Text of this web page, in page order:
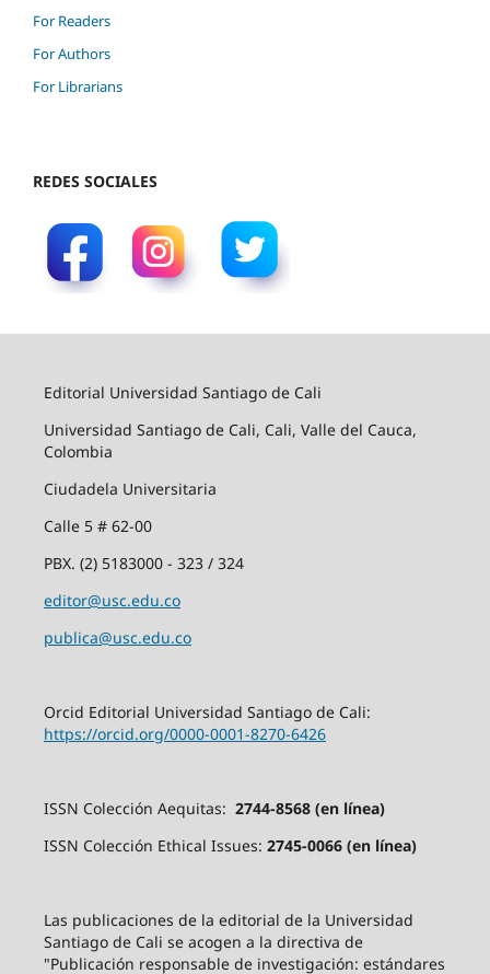
For Readers
For Authors
For Librarians
REDES SOCIALES
Editorial Universidad Santiago de Cali
Universidad Santiago de Cali, Cali, Valle del Cauca,
Colombia
Ciudadela Universitaria
Calle 5 # 62-00
PBX. (2) 5183000 - 323 / 324
editor@usc.edu.co
publica@usc.edu.co
Orcid Editorial Universidad Santiago de Cali:
https://orcid.org/0000-0001-8270-6426
ISSN Colección Aequitas: 2744-8568 (en línea)
ISSN Colección Ethical Issues: 2745-0066 (en línea)
Las publicaciones de la editorial de la Universidad
Santiago de Cali se acogen a la directiva de
"Publicación responsable de investigación: estándares